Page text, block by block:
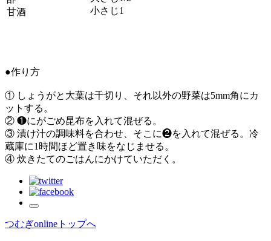
甘酒
小さじ1
●作り方
① しょうがと大葉は千切り、それ以外の野菜は5mm角にカ
ットする。
② ❶にがごめ昆布を入れて混ぜる。
③ 漬け汁の調味料を合わせ、そこに❷を入れて混ぜる。冷
蔵庫に1時間ほど置き味をなじませる。
④ 炊きたてのごはんにかけていただく。
つむぎonlineトップへ